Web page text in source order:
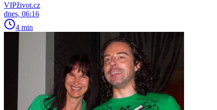
VIPživot.cz
dnes, 06:16
4 min